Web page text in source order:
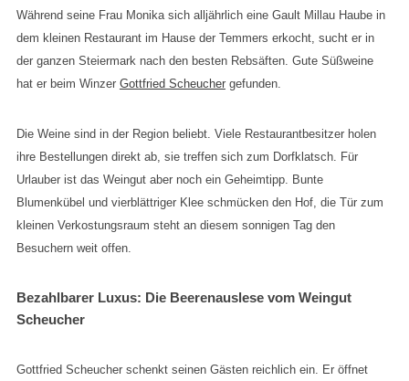
Während seine Frau Monika sich alljährlich eine Gault Millau Haube in
dem kleinen Restaurant im Hause der Temmers erkocht, sucht er in
der ganzen Steiermark nach den besten Rebsäften. Gute Süßweine
hat er beim Winzer Gottfried Scheuchergefunden.
Die Weine sind in der Region beliebt. Viele Restaurantbesitzer holen
ihre Bestellungen direkt ab, sie treffen sich zum Dorfklatsch. Für
Urlauber ist das Weingut aber noch ein Geheimtipp. Bunte
Blumenkübel und vierblättriger Klee schmücken den Hof, die Tür zum
kleinen Verkostungsraum steht an diesem sonnigen Tag den
Besuchern weit offen.
Bezahlbarer Luxus: Die Beerenauslese vom Weingut
Scheucher
Gottfried Scheucher schenkt seinen Gästen reichlich ein. Er öffnet